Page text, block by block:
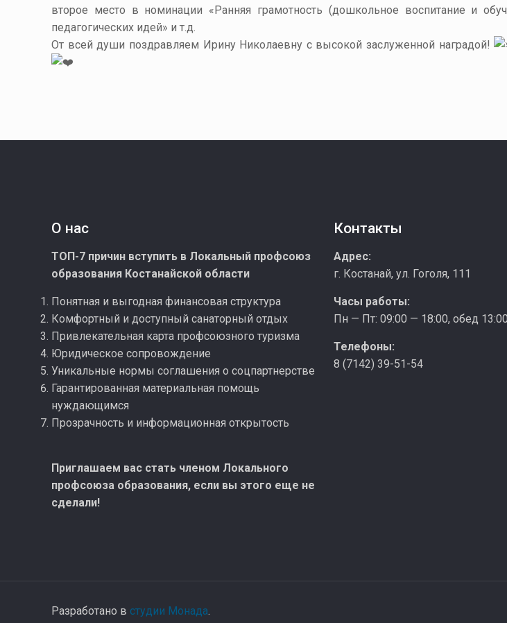
второе место в номинации «Ранняя грамотность (дошкольное воспитание и
педагогических идей» и т.д.
От всей души поздравляем Ирину Николаевну с высокой заслуженной наградой!
О нас
ТОП-7 причин вступить в Локальный профсоюз
образования Костанайской области
Понятная и выгодная финансовая структура
Комфортный и доступный санаторный отдых
Привлекательная карта профсоюзного туризма
Юридическое сопровождение
Уникальные нормы соглашения о соцпартнерстве
Гарантированная материальная помощь
нуждающимся
Прозрачность и информационная открытость
Приглашаем вас стать членом Локального
профсоюза образования, если вы этого еще не
сделали!
Контакты
Адрес:
г. Костанай, ул. Гоголя, 111
Часы работы:
Пн — Пт: 09:00 — 18:00, обед
Телефоны:
8 (7142) 39-51-54
Разработано встудии Монада.